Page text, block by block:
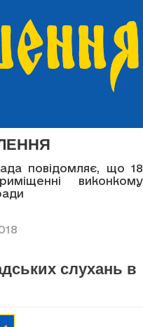
повідомляє, що 18
виконкому
слухань в